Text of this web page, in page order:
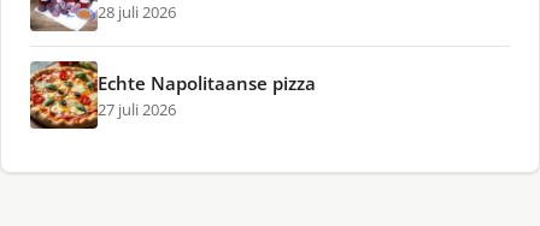
28 juli 2026
Echte Napolitaanse pizza
27 juli 2026